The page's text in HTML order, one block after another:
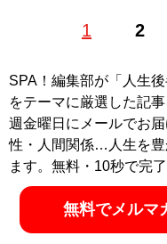
1 2
で執筆。母方の
婚。中学1年生の頃より、
を個人で請負い収入を得る
購入。その頃、買った値段
案し、時計の売買で資金を
就職、5年間の社会人経験
情報メディア創成学類に入
「ドケチ快適」のプロ。腕
却、ロールスロイスは実質
SPA！編集部が「人生
をテーマに厳選した記
週金曜日にメールでお
性・人間関係…人生を豊
ます。無料・10秒で完了
無料でメル